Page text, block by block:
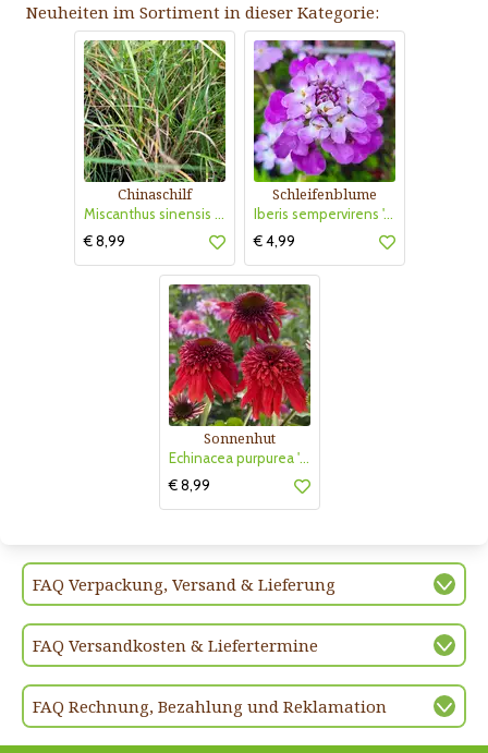
Neuheiten im Sortiment in dieser Kategorie:
Chinaschilf
Miscanthus sinensis 'Strictus Dwarf'
€ 8,99
Schleifenblume
Iberis sempervirens 'Absolutely Amethyst'
€ 4,99
Sonnenhut
Echinacea purpurea 'Eccentric'
€ 8,99
FAQ Verpackung, Versand & Lieferung
FAQ Versandkosten & Liefertermine
FAQ Rechnung, Bezahlung und Reklamation